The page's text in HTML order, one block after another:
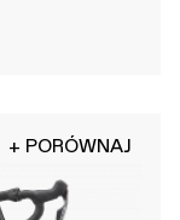
+ PORÓWNAJ